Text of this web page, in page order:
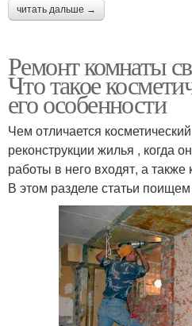
читать дальше →
Ремонт комнаты
Что такое
его особенности
Чем отличается
реконструкции жилья , когда
работы в него входят, а также
В этом разделе статьи